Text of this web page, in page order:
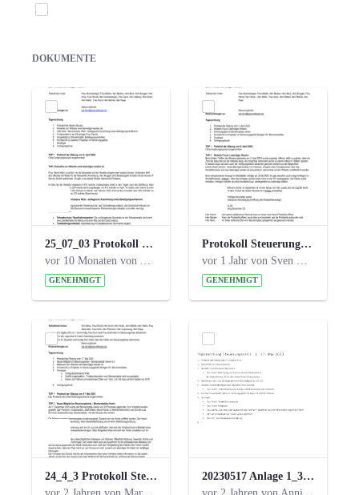
DOKUMENTE
25_07_03 Protokoll Steuerungskreis.pdf
vor 10 Monaten von Alexander Orlowski
GENEHMIGT
Protokoll Steuerungskreis_06.02.2025 .pdf
vor 1 Jahr von Sven Hitzler
GENEHMIGT
24_4_3 Protokoll Steuerungskreis.pdf
20230517 Anlage 1_35. Steuerungskreis.pdf